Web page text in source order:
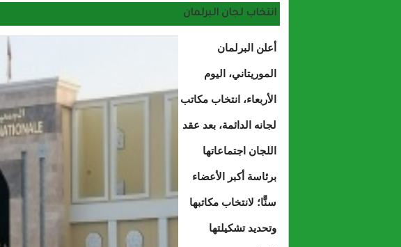
انتخاب لجان البرلمان
أعلن البرلمان
الموريتاني، اليوم
الأربعاء، انتخاب مكاتب
لجانه الدائمة، بعد عقد
اللجان اجتماعاتها
برئاسة أكبر الأعضاء
سنًّا؛ لانتخاب مكاتبها
وتحديد تشكيلتها